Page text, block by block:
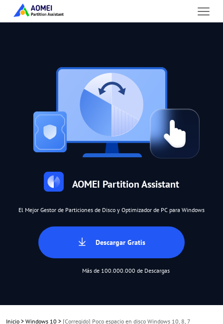
AOMEI Partition Assistant
El Mejor Gestor de Particiones de Disco y Optimizador de PC para Windows
Descargar Gratis
Más de 100.000.000 de Descargas
Inicio > Windows 10 > [Corregido] Poco espacio en disco Windows 10, 8, 7